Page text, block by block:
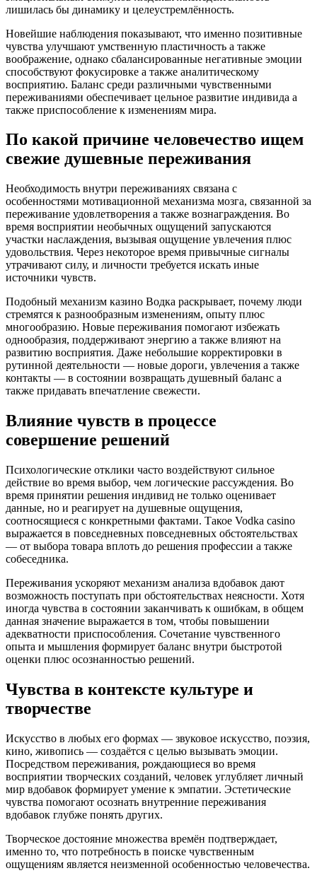
лишилась бы динамику и целеустремлённость.
Новейшие наблюдения показывают, что именно позитивные
чувства улучшают умственную пластичность а также
воображение, однако сбалансированные негативные эмоции
способствуют фокусировке а также аналитическому
восприятию. Баланс среди различными чувственными
переживаниями обеспечивает цельное развитие индивида а
также приспособление к изменениям мира.
По какой причине человечество ищем
свежие душевные переживания
Необходимость внутри переживаниях связана с
особенностями мотивационной механизма мозга, связанной за
переживание удовлетворения а также вознаграждения. Во
время восприятии необычных ощущений запускаются
участки наслаждения, вызывая ощущение увлечения плюс
удовольствия. Через некоторое время привычные сигналы
утрачивают силу, и личности требуется искать иные
источники чувств.
Подобный механизм казино Водка раскрывает, почему люди
стремятся к разнообразным изменениям, опыту плюс
многообразию. Новые переживания помогают избежать
однообразия, поддерживают энергию а также влияют на
развитию восприятия. Даже небольшие корректировки в
рутинной деятельности — новые дороги, увлечения а также
контакты — в состоянии возвращать душевный баланс а
также придавать впечатление свежести.
Влияние чувств в процессе
совершение решений
Психологические отклики часто воздействуют сильное
действие во время выбор, чем логические рассуждения. Во
время принятии решения индивид не только оценивает
данные, но и реагирует на душевные ощущения,
соотносящиеся с конкретными фактами. Такое Vodka casino
выражается в повседневных повседневных обстоятельствах
— от выбора товара вплоть до решения профессии а также
собеседника.
Переживания ускоряют механизм анализа вдобавок дают
возможность поступать при обстоятельствах неясности. Хотя
иногда чувства в состоянии заканчивать к ошибкам, в общем
данная значение выражается в том, чтобы повышении
адекватности приспособления. Сочетание чувственного
опыта и мышления формирует баланс внутри быстротой
оценки плюс осознанностью решений.
Чувства в контексте культуре и
творчестве
Искусство в любых его формах — звуковое искусство, поэзия,
кино, живопись — создаётся с целью вызывать эмоции.
Посредством переживания, рождающиеся во время
восприятии творческих созданий, человек углубляет личный
мир вдобавок формирует умение к эмпатии. Эстетические
чувства помогают осознать внутренние переживания
вдобавок глубже понять других.
Творческое достояние множества времён подтверждает,
именно то, что потребность в поиске чувственным
ощущениям является неизменной особенностью человечества.